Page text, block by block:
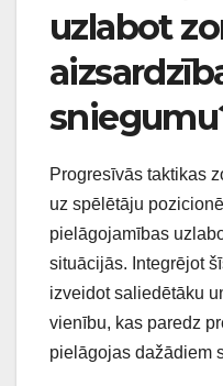
uzlabot
Progresīvās taktikas
uz spēlētāju
pielāgojamības
situācijās. Integrējot
izveidot saliedētāku
vienību, kas paredz
pielāgojas dažādiem